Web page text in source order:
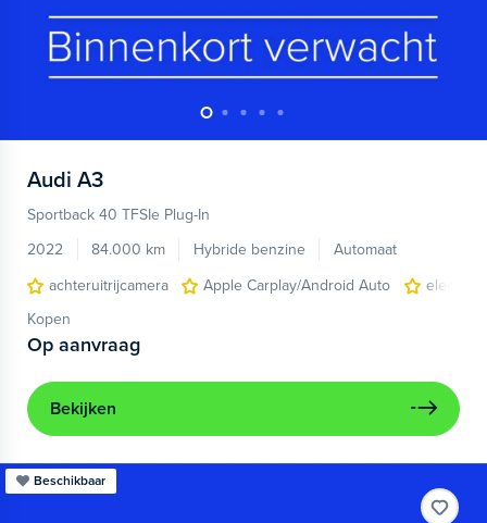
Audi A3
Sportback 40 TFSIe Plug-In
2022
84.000 km Hybride benzine
Automaat
achteruitrijcamera
Apple Carplay/Android Auto
Kopen
Op aanvraag
Bekijken
Beschikbaar